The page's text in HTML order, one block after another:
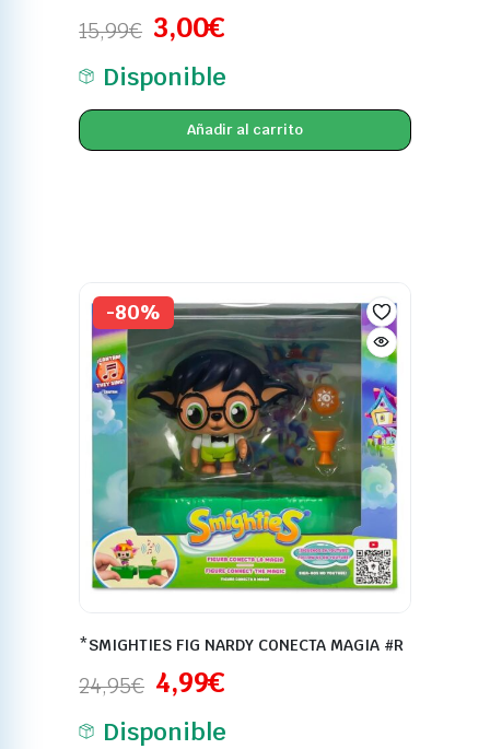
15,99€ 3,00€
Disponible
Añadir al carrito
-80%
*SMIGHTIES FIG NARDY CONECTA MAGIA #R
24,95€ 4,99€
Disponible